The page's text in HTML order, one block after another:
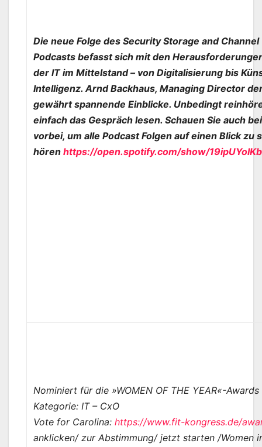
Die neue Folge des Security Storage and
Podcasts befasst sich mit den
der IT im Mittelstand – von Digitalisierung bis
Intelligenz. Arnd Backhaus, Managing Director
gewährt spannende Einblicke. Unbedingt
einfach das Gespräch lesen. Schauen Sie auch
vorbei, um alle Podcast Folgen auf einen Blick zu
hörenhttps://open.spotify.com/show/
Nominiert für die »WOMEN OF THE YEAR«-
Kategorie: IT – CxO
Vote for Carolina:https://www.fit-kongress.de/
anklicken/ zur Abstimmung/ jetzt starten /Women